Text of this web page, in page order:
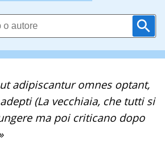
adipiscantur omnes optant,
(La vecchiaia, che tutti si
ma poi criticano dopo